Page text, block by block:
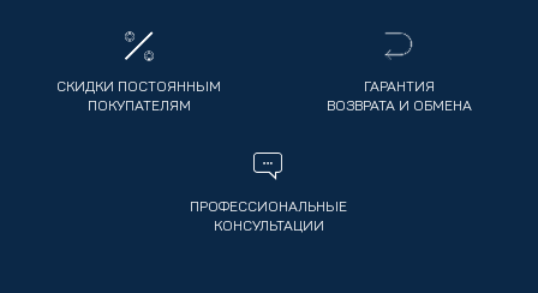
СКИДКИ ПОСТОЯННЫМ
ПОКУПАТЕЛЯМ
ГАРАНТИЯ
ВОЗВРАТА И ОБМЕНА
ПРОФЕССИОНАЛЬНЫЕ
КОНСУЛЬТАЦИИ